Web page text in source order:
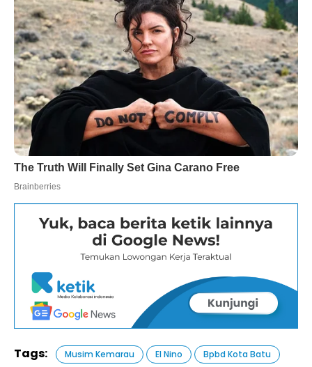
Tags: Musim Kemarau El Nino
Bpbd Kota Batu